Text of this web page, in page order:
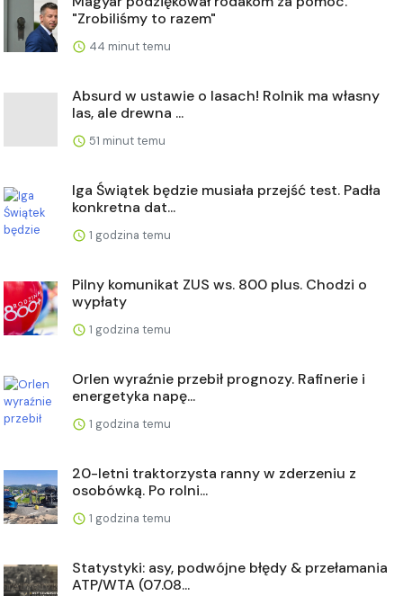
"Zrobiliśmy to razem"
44 minut temu
Absurd w ustawie o lasach! Rolnik ma własny
las, ale drewna ...
51 minut temu
Iga Świątek będzie musiała przejść test. Padła
konkretna dat...
1 godzina temu
Pilny komunikat ZUS ws. 800 plus. Chodzi o
wypłaty
1 godzina temu
Orlen wyraźnie przebił prognozy. Rafinerie i
energetyka napę...
1 godzina temu
20-letni traktorzysta ranny w zderzeniu z
osobówką. Po rolni...
1 godzina temu
Statystyki: asy, podwójne błędy & przełamania
ATP/WTA (07.08...